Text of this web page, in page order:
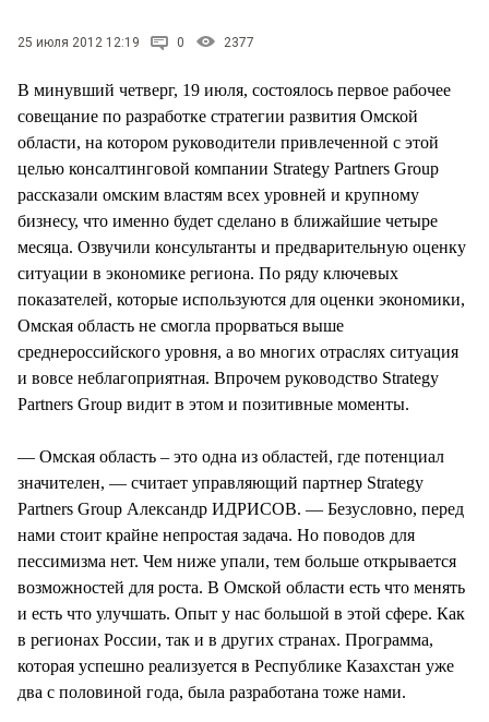
25 июля 2012 12:19 0 2377
В минувший четверг, 19 июля, состоялось первое рабочее
совещание по разработке стратегии развития Омской
области, на котором руководители привлеченной с этой
целью консалтинговой компании Strategy Partners Group
рассказали омским властям всех уровней и крупному
бизнесу, что именно будет сделано в ближайшие четыре
месяца. Озвучили консультанты и предварительную оценку
ситуации в экономике региона. По ряду ключевых
показателей, которые используются для оценки экономики,
Омская область не смогла прорваться выше
среднероссийского уровня, а во многих отраслях ситуация
и вовсе неблагоприятная. Впрочем руководство Strategy
Partners Group видит в этом и позитивные моменты.
— Омская область – это одна из областей, где потенциал
значителен, — считает управляющий партнер Strategy
Partners Group Александр ИДРИСОВ. — Безусловно, перед
нами стоит крайне непростая задача. Но поводов для
пессимизма нет. Чем ниже упали, тем больше открывается
возможностей для роста. В Омской области есть что менять
и есть что улучшать. Опыт у нас большой в этой сфере. Как
в регионах России, так и в других странах. Программа,
которая успешно реализуется в Республике Казахстан уже
два с половиной года, была разработана тоже нами.